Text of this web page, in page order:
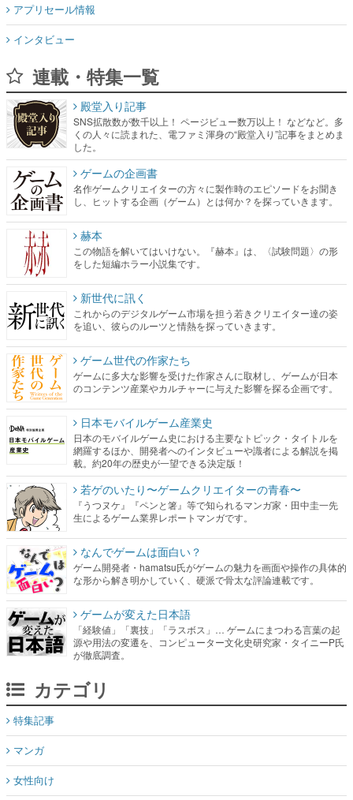
アプリセール情報
インタビュー
連載・特集一覧
殿堂入り記事
SNS拡散数が数千以上！ ページビュー数万以上！ などなど。多
くの人々に読まれた、電ファミ渾身の“殿堂入り”記事をまとめま
した。
ゲームの企画書
名作ゲームクリエイターの方々に製作時のエピソードをお聞き
し、ヒットする企画（ゲーム）とは何か？を探っていきます。
赫本
この物語を解いてはいけない。『赫本』は、〈試験問題〉の形
をした短編ホラー小説集です。
新世代に訊く
これからのデジタルゲーム市場を担う若きクリエイター達の姿
を追い、彼らのルーツと情熱を探っていきます。
ゲーム世代の作家たち
ゲームに多大な影響を受けた作家さんに取材し、ゲームが日本
のコンテンツ産業やカルチャーに与えた影響を探る企画です。
日本モバイルゲーム産業史
日本のモバイルゲーム史における主要なトピック・タイトルを
網羅するほか、開発者へのインタビューや識者による解説を掲
載。約20年の歴史が一望できる決定版！
若ゲのいたり〜ゲームクリエイターの青春〜
『うつヌケ』『ペンと箸』等で知られるマンガ家・田中圭一先
生によるゲーム業界レポートマンガです。
なんでゲームは面白い？
ゲーム開発者・hamatsu氏がゲームの魅力を画面や操作の具体的
な形から解き明かしていく、硬派で骨太な評論連載です。
ゲームが変えた日本語
「経験値」「裏技」「ラスボス」… ゲームにまつわる言葉の起
源や用法の変遷を、コンピューター文化史研究家・タイニーP氏
が徹底調査。
カテゴリ
特集記事
マンガ
女性向け